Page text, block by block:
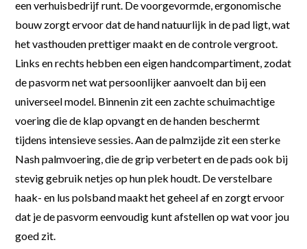
een verhuisbedrijf runt. De voorgevormde, ergonomische
bouw zorgt ervoor dat de hand natuurlijk in de pad ligt, wat
het vasthouden prettiger maakt en de controle vergroot.
Links en rechts hebben een eigen handcompartiment, zodat
de pasvorm net wat persoonlijker aanvoelt dan bij een
universeel model. Binnenin zit een zachte schuimachtige
voering die de klap opvangt en de handen beschermt
tijdens intensieve sessies. Aan de palmzijde zit een sterke
Nash palmvoering, die de grip verbetert en de pads ook bij
stevig gebruik netjes op hun plek houdt. De verstelbare
haak- en lus polsband maakt het geheel af en zorgt ervoor
dat je de pasvorm eenvoudig kunt afstellen op wat voor jou
goed zit.